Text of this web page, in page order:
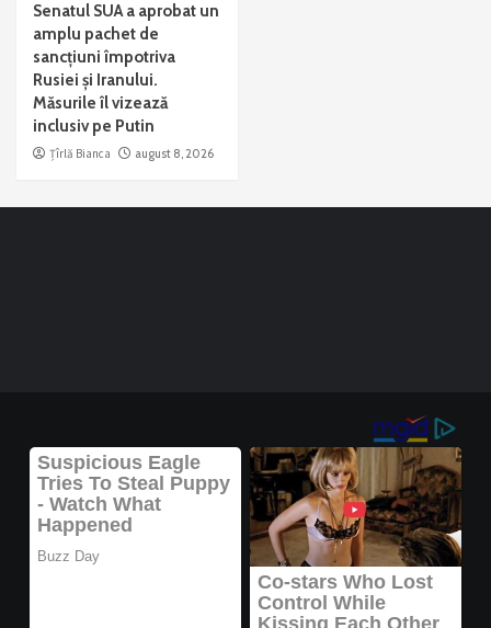
Senatul SUA a aprobat un
amplu pachet de
sancțiuni împotriva
Rusiei și Iranului.
Măsurile îl vizează
inclusiv pe Putin
Țîrlă Bianca august 8, 2026